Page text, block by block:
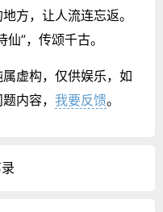
方，让人流连忘返。
”，传颂千古。
虚构，仅供娱乐，如
内容， 我要反馈。